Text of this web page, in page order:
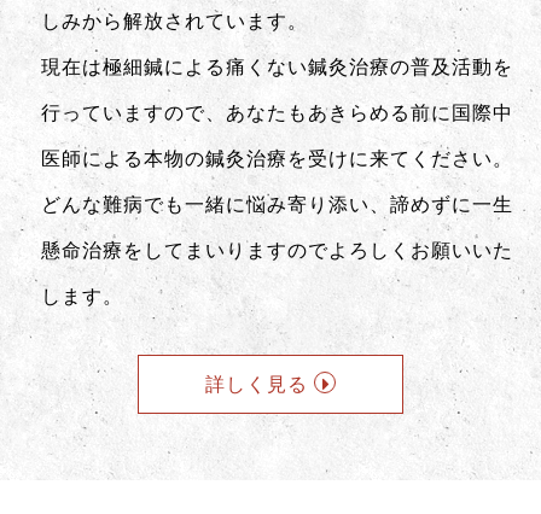
しみから解放されています。
現在は極細鍼による痛くない鍼灸治療の普及活動を
行っていますので、あなたもあきらめる前に国際中
医師による本物の鍼灸治療を受けに来てください。
どんな難病でも一緒に悩み寄り添い、諦めずに一生
懸命治療をしてまいりますのでよろしくお願いいた
します。
詳しく見る